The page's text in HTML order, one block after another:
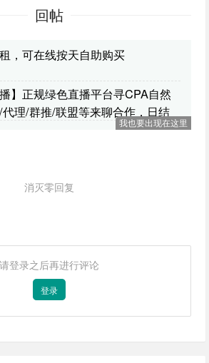
回帖
，可在线按天自助购买
播】正规绿色直播平台寻CPA自然
理/群推/联盟等来聊合作，日结
我也要出现在这里
消灭零回复
请登录之后再进行评论
登录